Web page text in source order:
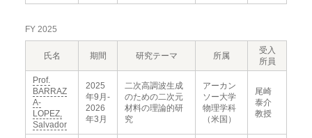
FY 2025
氏名 期間 研究テーマ 所属
受入
所員
Prof.
BARRAZ
A-
LOPEZ,
Salvador
2025
年9月-
2026
年3月
二次高調波生成
のための二次元
材料の理論的研
究
アーカン
ソー大学
物理学科
（米国）
尾崎
泰介
教授